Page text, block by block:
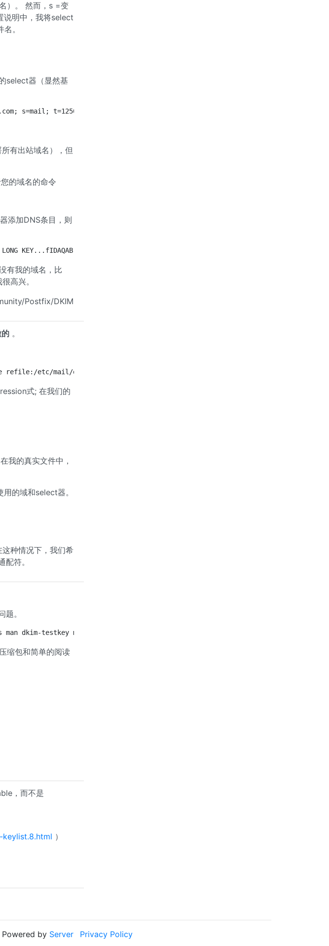
）。 然而，s =变
明中，我将select
。
select器（显然基
t=1250006218; bh=tBguOuDhBDlhv0m4KF66LG10V/8ijLcAKZ4JbjpLXFM=;
有出站域名），但
的域名的命令
添加DNS条目，则
KEY...fIDAQAB TTL seconds: 86400
有我的域名，比
高兴。
Postfix/DKIM
。
refile:/etc/mail/dkim_signing_table
式; 在我们的
我的真实文件中，
用的域和select器。
种情况下，我们希
符。
。
dkim-testkey man dkim-testssp
缩包和简单的阅读
，而不是
）
Powered by Server Privacy Policy